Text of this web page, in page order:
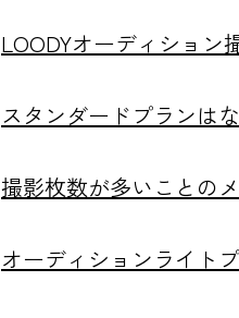
LOODYオーディション
スタンダードプランは
撮影枚数が多いことの
オーディションライト